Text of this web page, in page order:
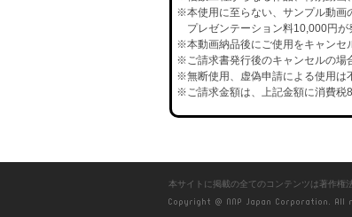
※本使用に至らない、サンプル動画
プレゼンテーション料10,000円が
※本動画納品後にご使用をキャンセ
※ご請求書発行後のキャンセルの場
※無断使用、虚偽申請による使用は
※ご請求金額は、上記金額に消費税
本サイトに掲載の全てのコンテンツは著作権